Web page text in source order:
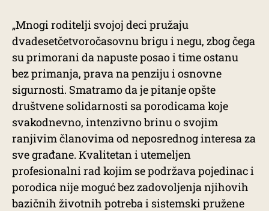
„Mnogi roditelji svojoj deci pružaju
dvadesetčetvoročasovnu brigu i negu, zbog čega
su primorani da napuste posao i time ostanu
bez primanja, prava na penziju i osnovne
sigurnosti. Smatramo da je pitanje opšte
društvene solidarnosti sa porodicama koje
svakodnevno, intenzivno brinu o svojim
ranjivim članovima od neposrednog interesa za
sve građane. Kvalitetan i utemeljen
profesionalni rad kojim se podržava pojedinac i
porodica nije moguć bez zadovoljenja njihovih
bazičnih životnih potreba i sistemski pružene